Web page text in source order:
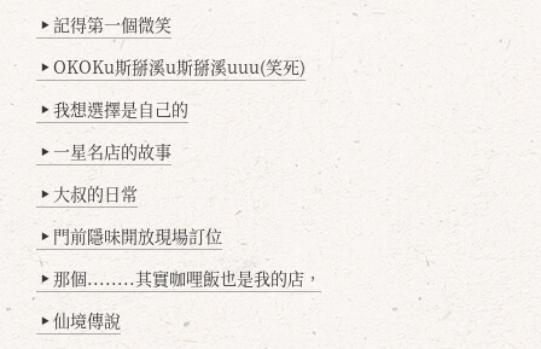
▶ 記得第一個微笑
▶ OKOKu斯掰溪u斯掰溪uuu(笑死)
▶ 我想選擇是自己的
▶ 一星名店的故事
▶ 大叔的日常
▶ 門前隱味開放現場訂位
▶ 那個........其實咖哩飯也是我的店，
▶ 仙境傳說